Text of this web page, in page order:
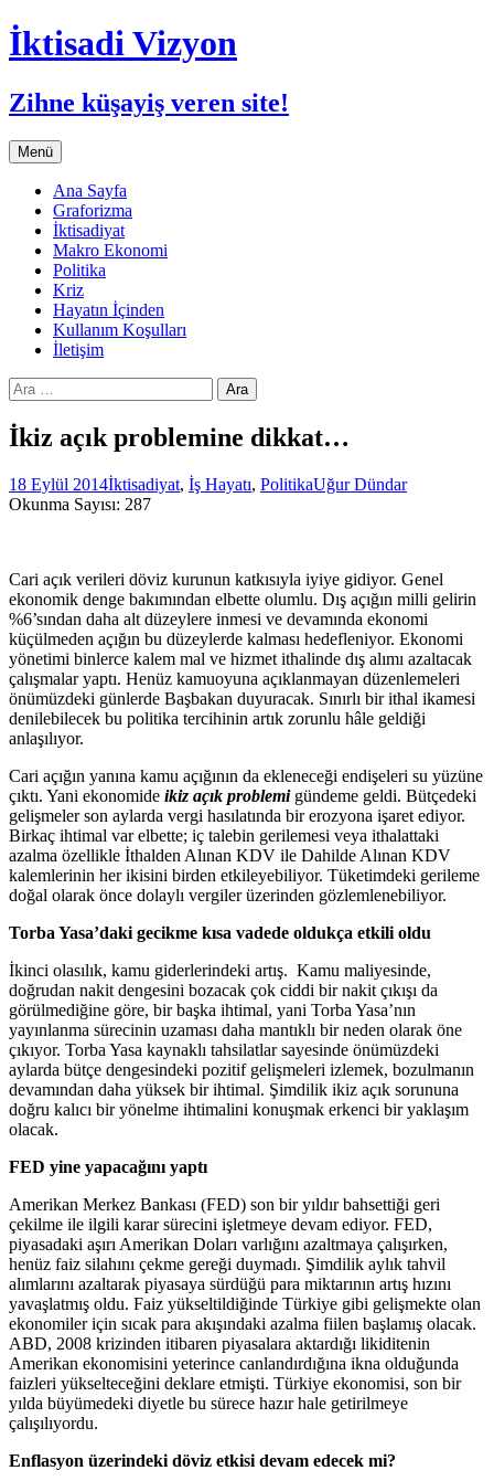
İktisadi Vizyon
Zihne küşayiş veren site!
Menü İçeriğe
atla
Ana Sayfa
Graforizma
İktisadiyat
Makro Ekonomi
Politika
Kriz
Hayatın İçinden
Kullanım Koşulları
İletişim
Arama:
İkiz açık problemine dikkat…
18 Eylül 2014İktisadiyat, İş Hayatı, PolitikaUğur Dündar
Okunma Sayısı: 287
Cari açık verileri döviz kurunun katkısıyla iyiye gidiyor. Genel
ekonomik denge bakımından elbette olumlu. Dış açığın milli gelirin
%6’sından daha alt düzeylere inmesi ve devamında ekonomi
küçülmeden açığın bu düzeylerde kalması hedefleniyor. Ekonomi
yönetimi binlerce kalem mal ve hizmet ithalinde dış alımı azaltacak
çalışmalar yaptı. Henüz kamuoyuna açıklanmayan düzenlemeleri
önümüzdeki günlerde Başbakan duyuracak. Sınırlı bir ithal ikamesi
denilebilecek bu politika tercihinin artık zorunlu hâle geldiği
anlaşılıyor.
Cari açığın yanına kamu açığının da ekleneceği endişeleri su yüzüne
çıktı. Yani ekonomide ikiz açık problemi gündeme geldi. Bütçedeki
gelişmeler son aylarda vergi hasılatında bir erozyona işaret ediyor.
Birkaç ihtimal var elbette; iç talebin gerilemesi veya ithalattaki
azalma özellikle İthalden Alınan KDV ile Dahilde Alınan KDV
kalemlerinin her ikisini birden etkileyebiliyor. Tüketimdeki gerileme
doğal olarak önce dolaylı vergiler üzerinden gözlemlenebiliyor.
Torba Yasa’daki gecikme kısa vadede oldukça etkili oldu
İkinci olasılık, kamu giderlerindeki artış. Kamu maliyesinde,
doğrudan nakit dengesini bozacak çok ciddi bir nakit çıkışı da
görülmediğine göre, bir başka ihtimal, yani Torba Yasa’nın
yayınlanma sürecinin uzaması daha mantıklı bir neden olarak öne
çıkıyor. Torba Yasa kaynaklı tahsilatlar sayesinde önümüzdeki
aylarda bütçe dengesindeki pozitif gelişmeleri izlemek, bozulmanın
devamından daha yüksek bir ihtimal. Şimdilik ikiz açık sorununa
doğru kalıcı bir yönelme ihtimalini konuşmak erkenci bir yaklaşım
olacak.
FED yine yapacağını yaptı
Amerikan Merkez Bankası (FED) son bir yıldır bahsettiği geri
çekilme ile ilgili karar sürecini işletmeye devam ediyor. FED,
piyasadaki aşırı Amerikan Doları varlığını azaltmaya çalışırken,
henüz faiz silahını çekme gereği duymadı. Şimdilik aylık tahvil
alımlarını azaltarak piyasaya sürdüğü para miktarının artış hızını
yavaşlatmış oldu. Faiz yükseltildiğinde Türkiye gibi gelişmekte olan
ekonomiler için sıcak para akışındaki azalma fiilen başlamış olacak.
ABD, 2008 krizinden itibaren piyasalara aktardığı likiditenin
Amerikan ekonomisini yeterince canlandırdığına ikna olduğunda
faizleri yükselteceğini deklare etmişti. Türkiye ekonomisi, son bir
yılda büyümedeki diyetle bu sürece hazır hale getirilmeye
çalışılıyordu.
Enflasyon üzerindeki döviz etkisi devam edecek mi?